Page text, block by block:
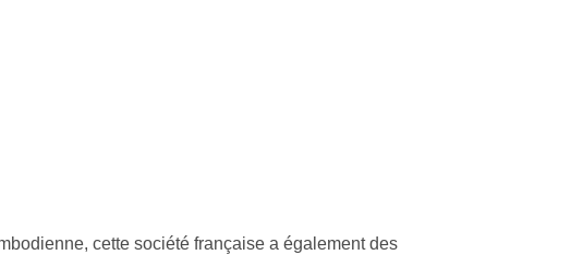
cette société française a également des